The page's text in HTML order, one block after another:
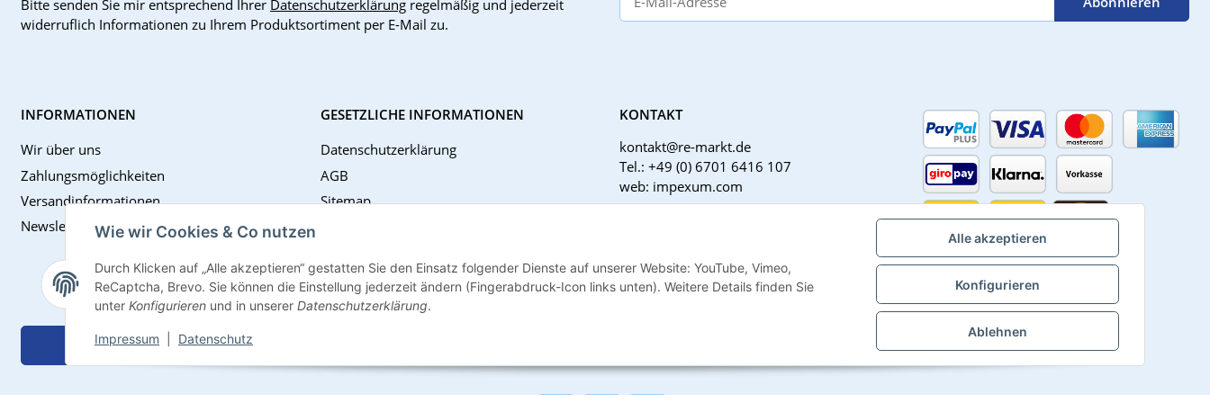
Alle akzeptieren
Konfigurieren
Ablehnen
Wie wir Cookies & Co nutzen
Durch Klicken auf „Alle akzeptieren“ gestatten Sie den Einsatz folgender Dienste auf unserer Website: YouTube, Vimeo,
ReCaptcha, Brevo. Sie können die Einstellung jederzeit ändern (Fingerabdruck-Icon links unten). Weitere Details finden Sie
unter Konfigurieren und in unserer Datenschutzerklärung.
Impressum Datenschutz
Bitte senden Sie mir entsprechend Ihrer Datenschutzerklärung regelmäßig und jederzeit
widerruflich Informationen zu Ihrem Produktsortiment per E-Mail zu.
INFORMATIONEN
Wir über uns
Zahlungsmöglichkeiten
Versandinformationen
Newsletter
GESETZLICHE INFORMATIONEN
Datenschutzerklärung
AGB
Sitemap
Widerrufsrecht
KONTAKT
kontakt@re-markt.de
Tel.: +49 (0) 6701 6416 107
web: impexum.com
Vertrag widerrufen